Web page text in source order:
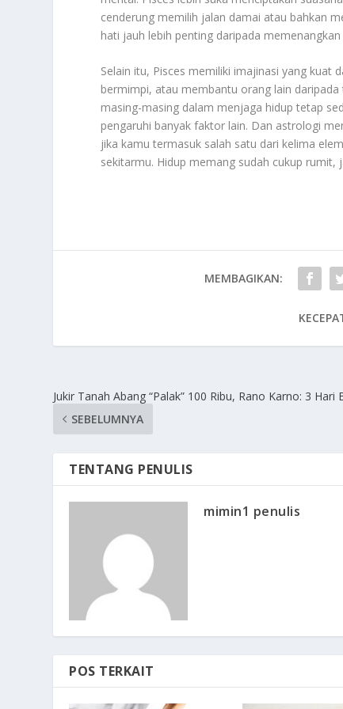
cenderung memilih jalan damai atau bahkan
hati jauh lebih penting daripada
Selain itu, Pisces memiliki imajinasi yang kuat
bermimpi, atau membantu orang lain
masing-masing dalam menjaga hidup tetap
pengaruhi banyak faktor lain. Dan astrologi
jika kamu termasuk salah satu dari kelima
sekitarmu. Hidup memang sudah cukup
MEMBAGIKAN:
Jukir Tanah Abang “Palak” 100 Ribu, Rano Karno: 3 Hari
SEBELUMNYA
TENTANG PENULIS
mimin1 penulis
POS TERKAIT